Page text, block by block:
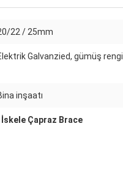
22 / 25mm
Galvanzied, gümüş rengi
inşaatı
İskele Çapraz Brace